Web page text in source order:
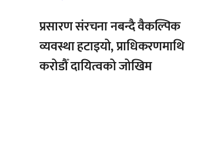
प्रसारण संरचना नबन्दै वैकल्पिक
व्यवस्था हटाइयो, प्राधिकरणमाथि
करोडौँ दायित्वको जोखिम